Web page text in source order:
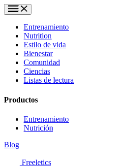
Entrenamiento
Nutrition
Estilo de vida
Bienestar
Comunidad
Ciencias
Listas de lectura
Productos
Entrenamiento
Nutrición
Blog
Freeletics